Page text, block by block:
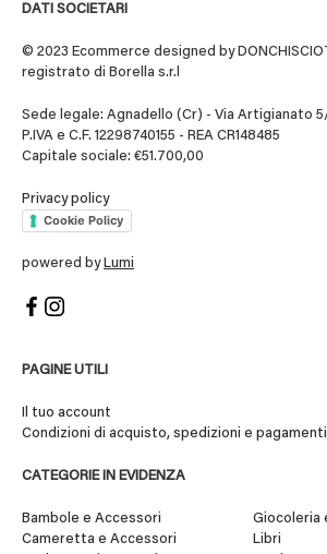
DATI SOCIETARI
© 2023 Ecommerce designed by
registrato di Borella s.r.l
Sede legale: Agnadello (Cr) - Via Artigianato
P.IVA e C.F. 12298740155 - REA CR148485
Capitale sociale: €51.700,00
Privacy policy
Cookie Policy
powered by Lumi
PAGINE UTILI
Il tuo account
Condizioni di acquisto, spedizioni e pagamenti
CATEGORIE IN EVIDENZA
Bambole e Accessori
Cameretta e Accessori
Giocoleria
Libri